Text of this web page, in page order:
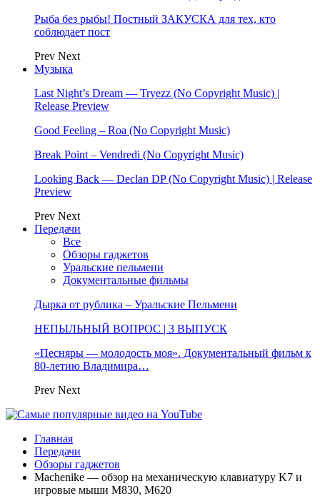
Рыба без рыбы! Постный ЗАКУСКА для тех, кто
соблюдает пост
Prev Next
Музыка
Last Night’s Dream — Tryezz (No Copyright Music) |
Release Preview
Good Feeling – Roa (No Copyright Music)
Break Point – Vendredi (No Copyright Music)
Looking Back — Declan DP (No Copyright Music) | Release
Preview
Prev Next
Передачи
Все
Обзоры гаджетов
Уральские пельмени
Документальные фильмы
Дырка от рублика – Уральские Пельмени
НЕПЫЛЬНЫЙ ВОПРОС | 3 ВЫПУСК
«Песняры — молодость моя». Документальный фильм к
80-летию Владимира…
Prev Next
Главная
Передачи
Обзоры гаджетов
Machenike — обзор на механическую клавиатуру K7 и
игровые мыши M830, M620